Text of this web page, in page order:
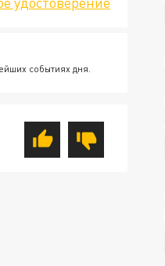
событиях дня.